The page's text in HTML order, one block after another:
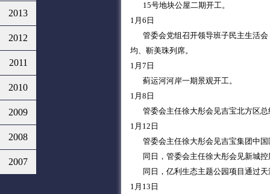
2013
2012
2011
2010
2009
2008
2007
15号地块公屋二期开工。
1月6日
管委会党组召开领导班子民主生活会
均、靳美珠列席。
1月7日
蓟运河河岸一期景观开工。
1月8日
管委会主任徐大彤会见吉宝北方区总
1月12日
管委会主任徐大彤会见吉宝集团中国
同日，管委会主任徐大彤会见新城控
同日，亿利生态主题公园项目通过天
1月13日